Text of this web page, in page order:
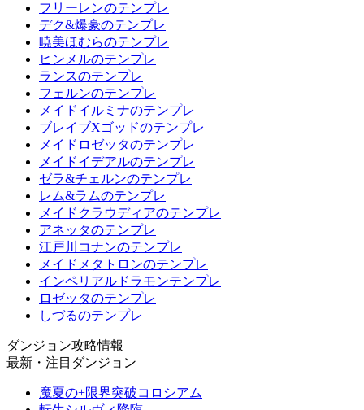
フリーレンのテンプレ
デク&爆豪のテンプレ
暁美ほむらのテンプレ
ヒンメルのテンプレ
ランスのテンプレ
フェルンのテンプレ
メイドイルミナのテンプレ
ブレイブXゴッドのテンプレ
メイドロゼッタのテンプレ
メイドイデアルのテンプレ
ゼラ&チェルンのテンプレ
レム&ラムのテンプレ
メイドクラウディアのテンプレ
アネッタのテンプレ
江戸川コナンのテンプレ
メイドメタトロンのテンプレ
インペリアルドラモンテンプレ
ロゼッタのテンプレ
しづるのテンプレ
ダンジョン攻略情報
最新・注目ダンジョン
魔夏の+限界突破コロシアム